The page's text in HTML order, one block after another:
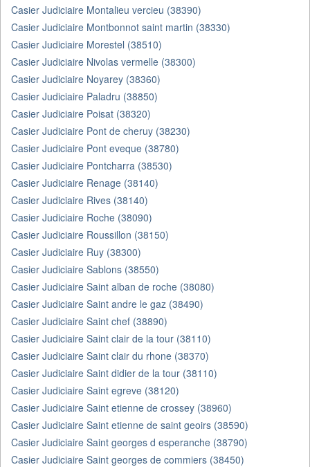
Casier Judiciaire Montalieu vercieu (38390)
Casier Judiciaire Montbonnot saint martin (38330)
Casier Judiciaire Morestel (38510)
Casier Judiciaire Nivolas vermelle (38300)
Casier Judiciaire Noyarey (38360)
Casier Judiciaire Paladru (38850)
Casier Judiciaire Poisat (38320)
Casier Judiciaire Pont de cheruy (38230)
Casier Judiciaire Pont eveque (38780)
Casier Judiciaire Pontcharra (38530)
Casier Judiciaire Renage (38140)
Casier Judiciaire Rives (38140)
Casier Judiciaire Roche (38090)
Casier Judiciaire Roussillon (38150)
Casier Judiciaire Ruy (38300)
Casier Judiciaire Sablons (38550)
Casier Judiciaire Saint alban de roche (38080)
Casier Judiciaire Saint andre le gaz (38490)
Casier Judiciaire Saint chef (38890)
Casier Judiciaire Saint clair de la tour (38110)
Casier Judiciaire Saint clair du rhone (38370)
Casier Judiciaire Saint didier de la tour (38110)
Casier Judiciaire Saint egreve (38120)
Casier Judiciaire Saint etienne de crossey (38960)
Casier Judiciaire Saint etienne de saint geoirs (38590)
Casier Judiciaire Saint georges d esperanche (38790)
Casier Judiciaire Saint georges de commiers (38450)